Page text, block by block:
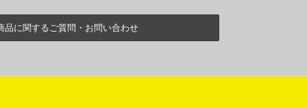
品に関するご質問・お問い合わせ